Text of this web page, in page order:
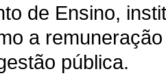
de Ensino,
a
pública.